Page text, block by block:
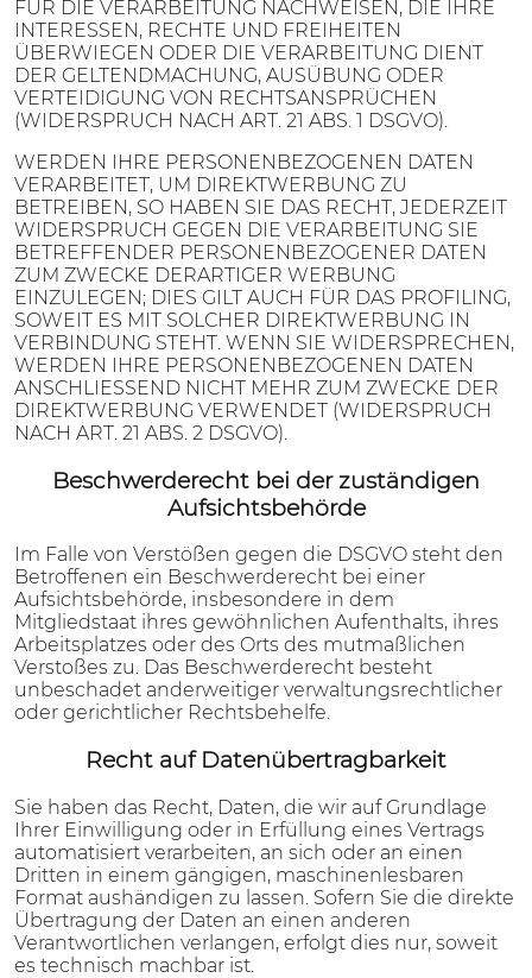
FÜR DIE VERARBEITUNG NACHWEISEN, DIE IHRE
INTERESSEN, RECHTE UND FREIHEITEN
ÜBERWIEGEN ODER DIE VERARBEITUNG DIENT
DER GELTENDMACHUNG, AUSÜBUNG ODER
VERTEIDIGUNG VON RECHTSANSPRÜCHEN
(WIDERSPRUCH NACH ART. 21 ABS. 1 DSGVO).
WERDEN IHRE PERSONENBEZOGENEN DATEN
VERARBEITET, UM DIREKTWERBUNG ZU
BETREIBEN, SO HABEN SIE DAS RECHT, JEDERZEIT
WIDERSPRUCH GEGEN DIE VERARBEITUNG SIE
BETREFFENDER PERSONENBEZOGENER DATEN
ZUM ZWECKE DERARTIGER WERBUNG
EINZULEGEN; DIES GILT AUCH FÜR DAS PROFILING,
SOWEIT ES MIT SOLCHER DIREKTWERBUNG IN
VERBINDUNG STEHT. WENN SIE WIDERSPRECHEN,
WERDEN IHRE PERSONENBEZOGENEN DATEN
ANSCHLIESSEND NICHT MEHR ZUM ZWECKE DER
DIREKTWERBUNG VERWENDET (WIDERSPRUCH
NACH ART. 21 ABS. 2 DSGVO).
Beschwerde­recht bei der zuständigen
Aufsichts­behörde
Im Falle von Verstößen gegen die DSGVO steht den
Betroffenen ein Beschwerderecht bei einer
Aufsichtsbehörde, insbesondere in dem
Mitgliedstaat ihres gewöhnlichen Aufenthalts, ihres
Arbeitsplatzes oder des Orts des mutmaßlichen
Verstoßes zu. Das Beschwerderecht besteht
unbeschadet anderweitiger verwaltungsrechtlicher
oder gerichtlicher Rechtsbehelfe.
Recht auf Daten­übertrag­barkeit
Sie haben das Recht, Daten, die wir auf Grundlage
Ihrer Einwilligung oder in Erfüllung eines Vertrags
automatisiert verarbeiten, an sich oder an einen
Dritten in einem gängigen, maschinenlesbaren
Format aushändigen zu lassen. Sofern Sie die direkte
Übertragung der Daten an einen anderen
Verantwortlichen verlangen, erfolgt dies nur, soweit
es technisch machbar ist.